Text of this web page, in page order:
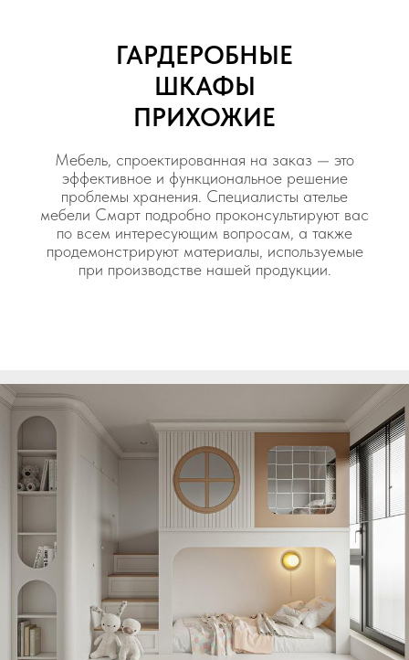
ГАРДЕРОБНЫЕ
ШКАФЫ
ПРИХОЖИЕ
Мебель, спроектированная на заказ — это
эффективное и функциональное решение
проблемы хранения. Специалисты ателье
мебели Смарт подробно проконсультируют вас
по всем интересующим вопросам, а также
продемонстрируют материалы, используемые
при производстве нашей продукции.